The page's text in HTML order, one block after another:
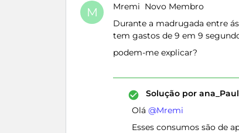
M Mremi Novo Membro
Durante a madrugada entre
tem gastos de 9 em 9
podem-me explicar?
Solução por
Olá ​ @Mremi
Esses consumos são de